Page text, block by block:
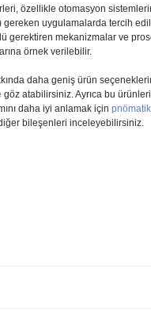
özellikle otomasyon
gereken uygulamalarda tercih
gerektiren mekanizmalar ve
örnek verilebilir.
daha geniş ürün
göz atabilirsiniz. Ayrıca bu
daha iyi anlamak için
bileşenleri inceleyebilirsiniz.